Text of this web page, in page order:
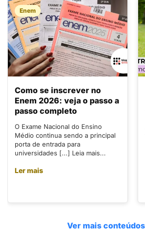
Enem
Como se inscrever no
Enem 2026: veja o passo a
passo completo
O Exame Nacional do Ensino
Médio continua sendo a principal
porta de entrada para
universidades [...] Leia mais...
Ler mais
Ver mais conteúdos